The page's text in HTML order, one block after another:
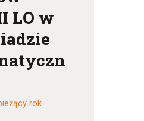
LO w
rok